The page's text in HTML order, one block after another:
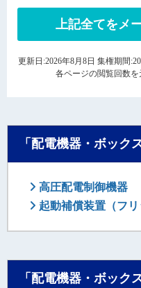
上記全てをメ
更新日:2026年8月8日 集権期間
各ページの閲覧回数を
「配電機器・ボック
高圧配電制御機器
起動補償装置（フリ
「配電機器・ボック